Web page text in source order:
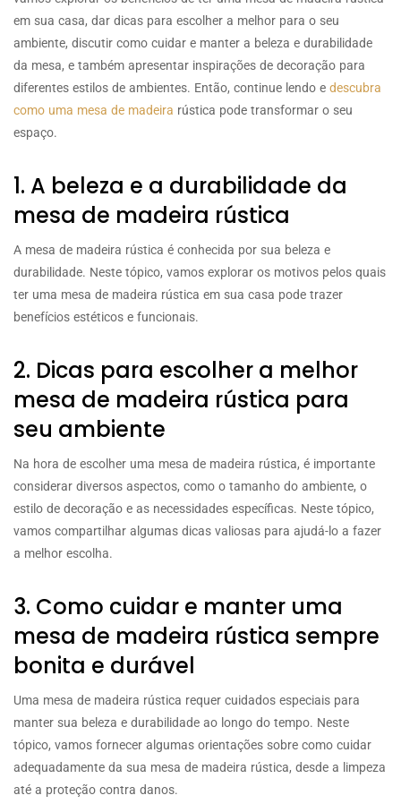
em sua casa, dar dicas para escolher a melhor para o seu
ambiente, discutir como cuidar e manter a beleza e durabilidade
da mesa, e também apresentar inspirações de decoração para
diferentes estilos de ambientes. Então, continue lendo e descubra
como uma mesa de madeira rústica pode transformar o seu
espaço.
1. A beleza e a durabilidade da
mesa de madeira rústica
A mesa de madeira rústica é conhecida por sua beleza e
durabilidade. Neste tópico, vamos explorar os motivos pelos quais
ter uma mesa de madeira rústica em sua casa pode trazer
benefícios estéticos e funcionais.
2. Dicas para escolher a melhor
mesa de madeira rústica para
seu ambiente
Na hora de escolher uma mesa de madeira rústica, é importante
considerar diversos aspectos, como o tamanho do ambiente, o
estilo de decoração e as necessidades específicas. Neste tópico,
vamos compartilhar algumas dicas valiosas para ajudá-lo a fazer
a melhor escolha.
3. Como cuidar e manter uma
mesa de madeira rústica sempre
bonita e durável
Uma mesa de madeira rústica requer cuidados especiais para
manter sua beleza e durabilidade ao longo do tempo. Neste
tópico, vamos fornecer algumas orientações sobre como cuidar
adequadamente da sua mesa de madeira rústica, desde a limpeza
até a proteção contra danos.